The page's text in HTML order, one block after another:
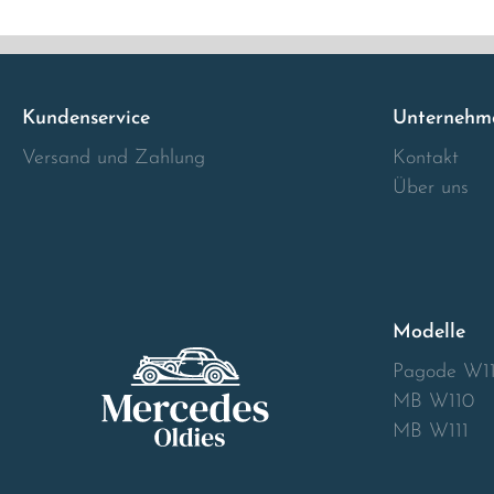
Kundenservice
Versand und Zahlung
Kontakt
Über uns
Modelle
Pagode
MB W110
MB W111
Lithuania
Montenegro
Netherlands